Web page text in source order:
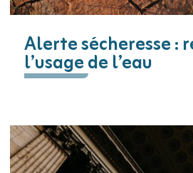
Alerte sécheresse :
l’usage de l’eau